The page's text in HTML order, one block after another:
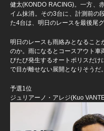
健太(KONDO RACING)。一方、
イム抹消。その3台に、計測前の
た4台は、明日のレースを最後尾
明日のレースも雨絡みとなること
のか。雨になるとコースアウト車
びたび発生するオートポリスだけ
で目が離せない展開となりそうだ。
予選1位
ジュリアーノ・アレジ(Kuo